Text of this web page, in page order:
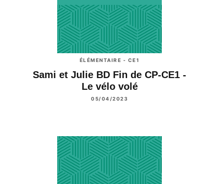
ÉLÉMENTAIRE - CE1
Sami et Julie BD Fin de CP-CE1 -
Le vélo volé
05/04/2023